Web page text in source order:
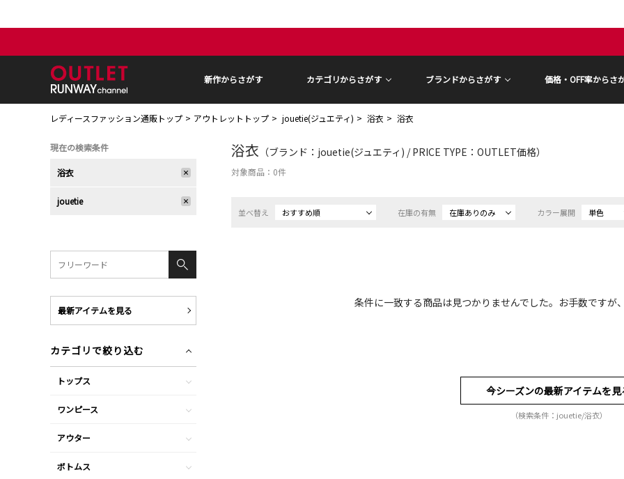
新作からさがす カテゴリからさがす ブランドからさがす 価格・OFF率からさ
レディースファッション通販トップ アウトレットトップ jouetie(ジュエティ) 浴衣 浴衣
浴衣 （ブランド：jouetie(ジュエティ) / PRICE TYPE：OUTLET価格）
対象商品： 0件
並べ替え おすすめ順 在庫の有無 在庫ありのみ カラー展開 単色
条件に一致する商品は見つかりませんでした。お手数ですが
今シーズンの最新アイテムを見
（検索条件：jouetie/浴衣）
現在の検索条件
浴衣
jouetie
最新アイテムを見る
カテゴリで絞り込む
トップス
ワンピース
アウター
ボトムス